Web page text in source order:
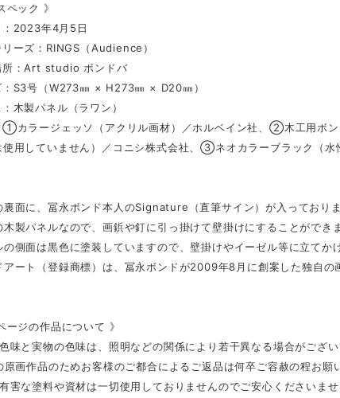
ペック 》
2023年4月5日
ーズ：RINGS（Audience）
：Art studio ボンドバ
S3号（W273㎜ × H273㎜ × D20㎜）
木製パネル（ラワン）
カラージェッソ（アクリル画材）／ホルベイン社、②木工用ボン
使用していません）／コニシ株式会社、③ネオカラーブラック（水
面に、冨永ボンド本人のSignature（直筆サイン）が入っており
製パネルなので、画鋲や釘に引っ掛けて壁掛けにすることができま
側面は黒色に塗装していますので、壁掛けやイーゼル等に立てか
ート（登録商標）は、冨永ボンドが2009年8月に創案した独自の
ージの作品について 》
味と実物の色味は、照明などの関係により若干異なる場合がござい
原画作品のためお客様のご都合によるご返品は何卒ご容赦の程お願
害な塗料や資材は一切使用しておりませんのでご安心くださいませ